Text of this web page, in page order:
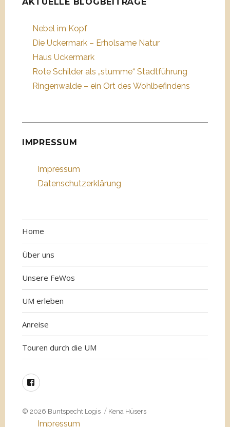
Nebel im Kopf
Die Uckermark – Erholsame Natur
Haus Uckermark
Rote Schilder als „stumme“ Stadtführung
Ringenwalde – ein Ort des Wohlbefindens
IMPRESSUM
Impressum
Datenschutzerklärung
Home
Über uns
Unsere FeWos
UM erleben
Anreise
Touren durch die UM
Facebook
© 2026 Buntspecht Logis Kena Hüsers
Impressum